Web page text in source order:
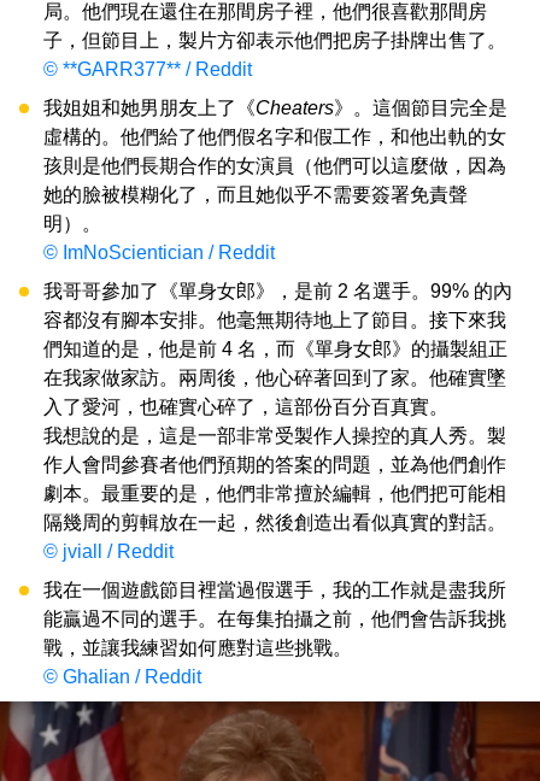
局。他們現在還住在那間房子裡，他們很喜歡那間房
子，但節目上，製片方卻表示他們把房子掛牌出售了。
© **GARR377** / Reddit
我姐姐和她男朋友上了《Cheaters》。這個節目完全是
虛構的。他們給了他們假名字和假工作，和他出軌的女
孩則是他們長期合作的女演員（他們可以這麼做，因為
她的臉被模糊化了，而且她似乎不需要簽署免責聲
明）。
© ImNoScientician / Reddit
我哥哥參加了《單身女郎》，是前 2 名選手。99% 的內
容都沒有腳本安排。他毫無期待地上了節目。接下來我
們知道的是，他是前 4 名，而《單身女郎》的攝製組正
在我家做家訪。兩周後，他心碎著回到了家。他確實墜
入了愛河，也確實心碎了，這部份百分百真實。
我想說的是，這是一部非常受製作人操控的真人秀。製
作人會問參賽者他們預期的答案的問題，並為他們創作
劇本。最重要的是，他們非常擅於編輯，他們把可能相
隔幾周的剪輯放在一起，然後創造出看似真實的對話。
© jviall / Reddit
我在一個遊戲節目裡當過假選手，我的工作就是盡我所
能贏過不同的選手。在每集拍攝之前，他們會告訴我挑
戰，並讓我練習如何應對這些挑戰。
© Ghalian / Reddit